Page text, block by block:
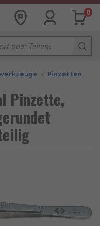
0
/ Pinzetten
Pinzette,